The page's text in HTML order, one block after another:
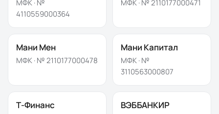
МФК · №
4110559000364
МФК · №2110177000471
Мани Мен
МФК · №2110177000478
Мани Капитал
МФК · №
3110563000807
Т-Финанс ВЭББАНКИР